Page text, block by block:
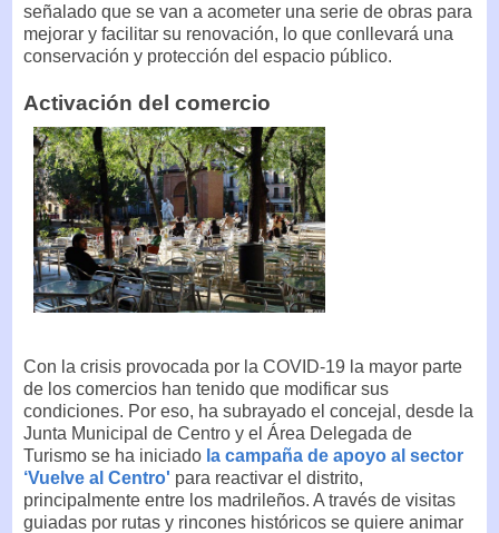
señalado que se van a acometer una serie de obras para
mejorar y facilitar su renovación, lo que conllevará una
conservación y protección del espacio público.
Activación del comercio
Con la crisis provocada por la COVID-19 la mayor parte
de los comercios han tenido que modificar sus
condiciones. Por eso, ha subrayado el concejal, desde la
Junta Municipal de Centro y el Área Delegada de
Turismo se ha iniciado la campaña de apoyo al sector
‘Vuelve al Centro' para reactivar el distrito,
principalmente entre los madrileños. A través de visitas
guiadas por rutas y rincones históricos se quiere animar